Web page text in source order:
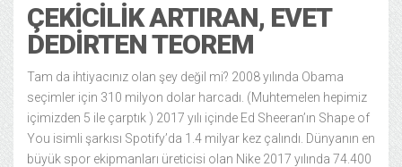
ÇEKICILIK ARTIRAN, EVET
DEDIRTEN TEOREM
Tam da ihtiyacınız olan şey değil mi? 2008 yılında Obama
seçimler için 310 milyon dolar harcadı. (Muhtemelen hepimiz
içimizden 5 ile çarptık ) 2017 yılı içinde Ed Sheeran’ın Shape of
You isimli şarkısı Spotify’da 1.4 milyar kez çalındı. Dünyanın en
büyük spor ekipmanları üreticisi olan Nike 2017 yılında 74.400